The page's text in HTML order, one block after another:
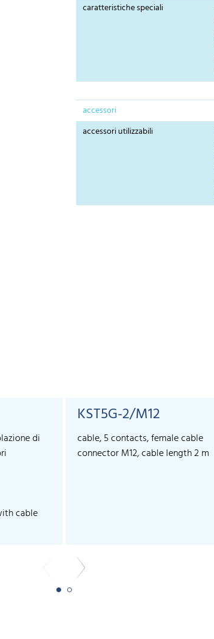
caratteristiche speciali
accessori
accessori utilizzabili
di
cable
KST5G-2/M12
cable, 5 contacts, female cable
connector M12, cable length 2 m